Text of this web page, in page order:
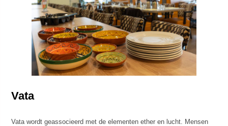
Vata
Vata wordt geassocieerd met de elementen ether en lucht. Mensen